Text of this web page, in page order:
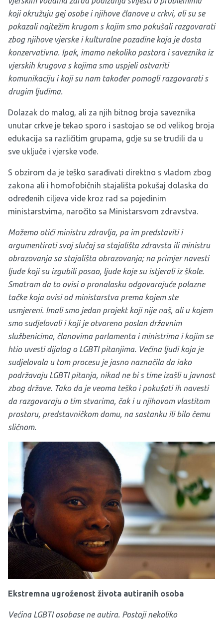
koji okružuju gej osobe i njihove članove u crkvi, ali su se
pokazali najtežim krugom s kojim smo pokušali razgovarati
zbog njihove vjerske i kulturalne pozadine koja je dosta
konzervativna. Ipak, imamo nekoliko pastora i saveznika iz
vjerskih krugova s kojima smo uspjeli ostvariti
komunikaciju i koji su nam također pomogli razgovarati s
drugim ljudima.
Dolazak do malog, ali za njih bitnog broja saveznika
unutar crkve je tekao sporo i sastojao se od velikog broja
edukacija sa različitim grupama, gdje su se trudili da u
sve uključe i vjerske vođe.
S obzirom da je teško sarađivati direktno s vladom zbog
zakona ali i homofobičnih stajališta pokušaj dolaska do
određenih ciljeva vide kroz rad sa pojedinim
ministarstvima, naročito sa Ministarsvom zdravstva.
Možemo otići ministru zdravlja, pa im predstaviti i
argumentirati svoj slučaj sa stajališta zdravsta ili ministru
obrazovanja sa stajališta obrazovanja; na primjer navesti
ljude koji su izgubili posao, ljude koje su istjerali iz škole.
Smatram da to ovisi o pronalasku odgovarajuće polazne
tačke koja ovisi od ministarstva prema kojem ste
usmjereni. Imali smo jedan projekt koji nije naš, ali u kojem
smo sudjelovali i koji je otvoreno poslan državnim
službenicima, članovima parlamenta i ministrima i kojim se
htio uvesti dijalog o LGBTI pitanjima. Većina ljudi koja je
sudjelovala u tom procesu je jasno naznačila da iako
podržavaju LGBTI pitanja, nikad ne bi s time izašli u javnost
zbog države. Tako da je veoma teško i pokušati ih navesti
da razgovaraju o tim stvarima, čak i u njihovom vlastitom
prostoru, predstavničkom domu, na sastanku ili bilo čemu
sličnom.
Ekstremna ugroženost života autiranih osoba
Većina LGBTI osobase ne autira. Postoji nekoliko